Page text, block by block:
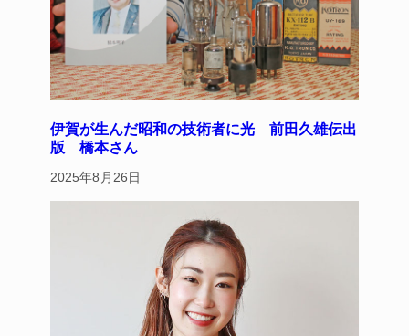
伊賀が生んだ昭和の技術者に光 前田久雄伝出
版 橋本さん
2025年8月26日